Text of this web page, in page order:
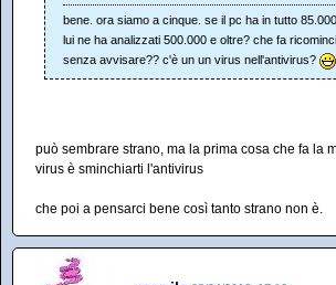
bene. ora siamo a cinque. se il pc ha in tutto
lui ne ha analizzati 500.000 e oltre? che fa
senza avvisare?? c'è un un virus nell'antivirus?
può sembrare strano, ma la prima cosa che fa la
virus è sminchiarti l'antivirus
che poi a pensarci bene così tanto strano non è.